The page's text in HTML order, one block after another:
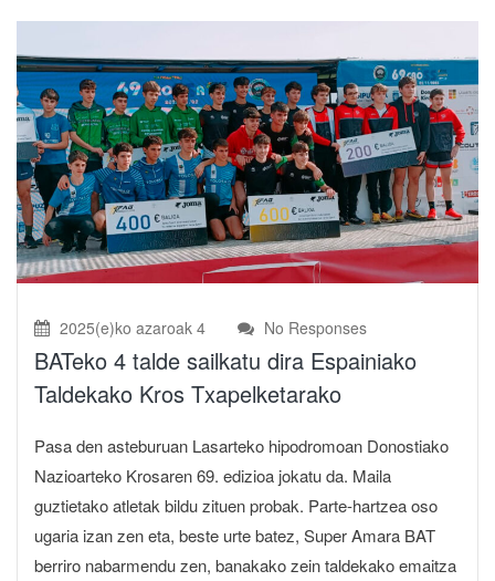
2025(e)ko azaroak 4 No Responses
BATeko 4 talde sailkatu dira Espainiako
Taldekako Kros Txapelketarako
Pasa den asteburuan Lasarteko hipodromoan Donostiako
Nazioarteko Krosaren 69. edizioa jokatu da. Maila
guztietako atletak bildu zituen probak. Parte-hartzea oso
ugaria izan zen eta, beste urte batez, Super Amara BAT
berriro nabarmendu zen, banakako zein taldekako emaitza